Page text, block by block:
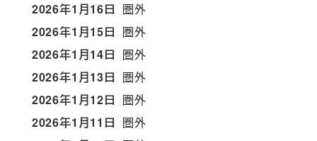
2026年1月16日 圏外
2026年1月15日 圏外
2026年1月14日 圏外
2026年1月13日 圏外
2026年1月12日 圏外
2026年1月11日 圏外